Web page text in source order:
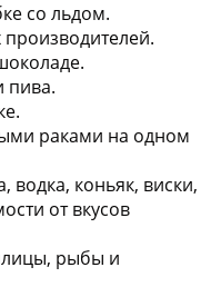
со льдом.
пива.
раками на одном
водка, коньяк, виски,
от вкусов
рыбы и